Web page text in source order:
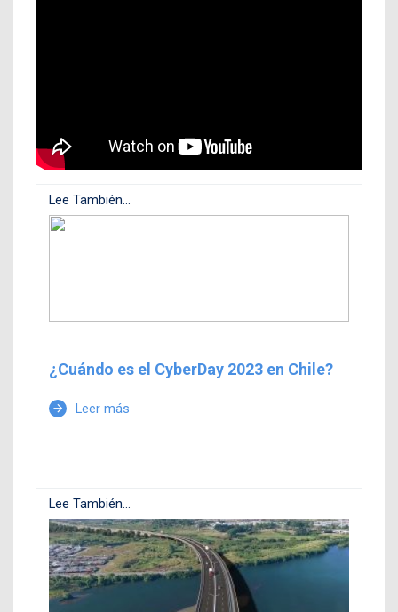
Lee También...
¿Cuándo es el CyberDay 2023 en Chile?
arrow_forward Leer más
Lee También...